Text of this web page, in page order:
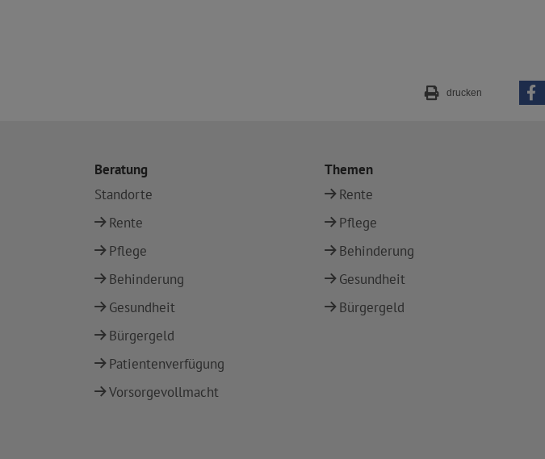
drucken
Beratung
Standorte
Rente
Pflege
Behinderung
Gesundheit
Bürgergeld
Patientenverfügung
Vorsorgevollmacht
Themen
Rente
Pflege
Behinderung
Gesundheit
Bürgergeld